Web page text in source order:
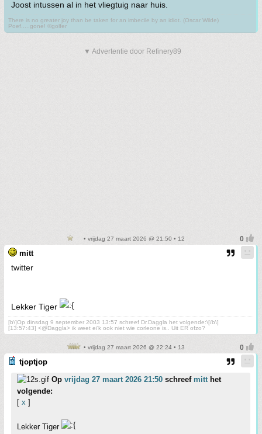
Joost intussen al in het vliegtuig naar huis.
There is no greater joy than be taken for an imbecile by an idiot. (Oscar Wilde)
Poef.....gone! ©golfer
▼ Advertentie door Refinery89
• vrijdag 27 maart 2026 @ 21:50 • 12
mitt
twitter
Lekker Tiger
[b\]Op dinsdag 9 september 2003 13:57 schreef Dr.Daggla het volgende:\[/b\]
[13:57:43] <@Daggla> ik weet ei'k ook niet wie corleone is.. Uit ER ofzo?
• vrijdag 27 maart 2026 @ 22:24 • 13
tjoptjop
Op vrijdag 27 maart 2026 21:50 schreef mitt het
volgende:
[ x ]
Lekker Tiger